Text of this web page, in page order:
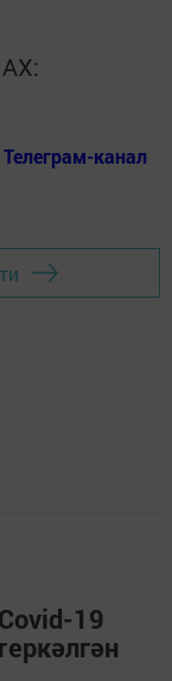
Телеграм-канал
19